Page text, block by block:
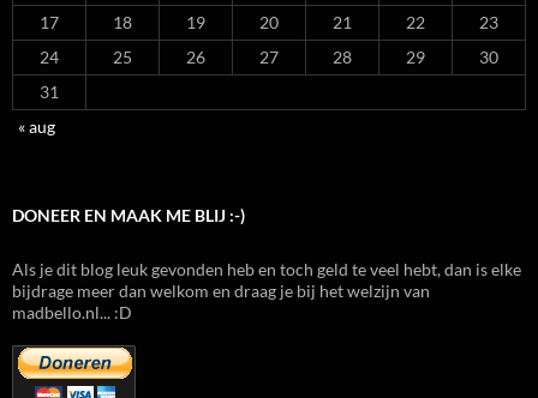
17
18 19 20 21 22
23
24
25 26 27 28 29
30
31
« aug
DONEER EN MAAK ME BLIJ :-)
Als je dit blog leuk gevonden heb en toch geld te veel hebt, dan is elke
bijdrage meer dan welkom en draag je bij het welzijn van
madbello.nl... :D